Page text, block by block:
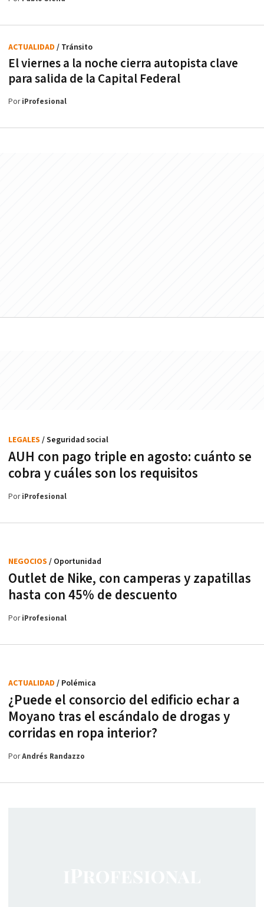
El viernes a la noche cierra autopista clave
para salida de la Capital Federal
ACTUALIDAD / Tránsito
PoriProfesional
AUH con pago triple en agosto: cuánto se
cobra y cuáles son los requisitos
LEGALES / Seguridad social
PoriProfesional
Outlet de Nike, con camperas y zapatillas
hasta con 45% de descuento
NEGOCIOS / Oportunidad
PoriProfesional
¿Puede el consorcio del edificio echar a
Moyano tras el escándalo de drogas y
corridas en ropa interior?
ACTUALIDAD / Polémica
PorAndrés Randazzo